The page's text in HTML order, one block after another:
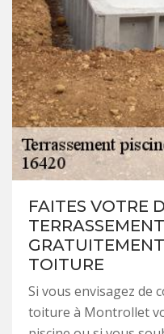
FAITES VOTRE
TOITURE
Si vous envisagez de
toiture à Montrollet